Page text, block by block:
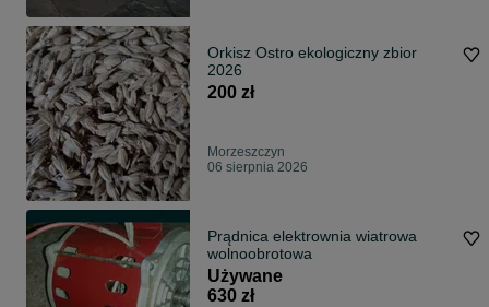
Orkisz Ostro ekologiczny zbior
2026
200 zł
Morzeszczyn
06 sierpnia 2026
Prądnica elektrownia wiatrowa
wolnoobrotowa
Używane
630 zł